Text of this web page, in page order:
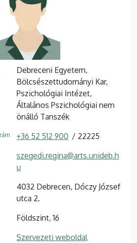
Debreceni Egyetem,
Bölcsészettudományi Kar,
Pszichológiai Intézet,
Általános Pszichológiai nem
önálló Tanszék
+36 52 512 900 22225
szegedi.regina@arts.unideb.h
u
4032 Debrecen, Dóczy József
utca 2.
Földszint, 16
Szervezeti weboldal